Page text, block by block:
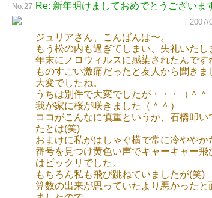
No.27 Re: 新年明けましておめでとうございま
[ 2007/
ジュリアさん、こんばんは〜。
もう松の内も過ぎてしまい、失礼いたし
年末にノロウィルスに感染されたんです
ものすごい激痛だったと友人から聞きま
大変でしたね。
うちは別件で大変でしたが・・・（＾＾
我が家に桜が咲きました（＾＾）
ココがこんなに慎重というか、石橋叩
たとは(笑)
おまけに私がはしゃぐ横で常に冷ややか
番号を見つけ黄色い声でキャーキャー飛
はビックリでした。
もちろん私も飛び跳ねていましたが(笑)
算数の出来が思っていたより悪かった